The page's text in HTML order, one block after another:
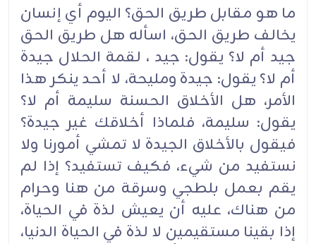
ما هو مقابل طريق الحق؟ اليوم أي إنسان
يخالف طريق الحق، اسأله هل طريق الحق
جيد أم لا؟ يقول: جيد ، لقمة الحلال جيدة
أم لا؟ يقول: جيدة ومليحة، لا أحد ينكر هذا
الأمر، هل الأخلاق الحسنة سليمة أم لا؟
يقول: سليمة، فلماذا أخلاقك غير جيدة؟
فيقول بالأخلاق الجيدة لا تمشي أمورنا ولا
نستفيد من شيء، فكيف تستفيد؟ إذا لم
يقم بعمل بلطجي وسرقة من هنا وحرام
من هناك، عليه أن يعيش لذة في الحياة،
إذا بقينا مستقيمين لا لذة في الحياة الدنيا،